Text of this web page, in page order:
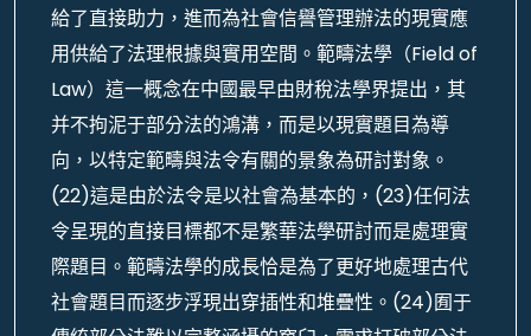
給了直接助力，進而為社會信譽管理辦法的現實應
用供給了法理根據與實用空間。範疇法學（Field of
Law）這一概念在中國最早由財稅法學界提出，其
并不拘泥于部分法的鴻溝，而是以現實題目為導
向，以特定範疇與法令有關的景象為研討對象。
(22)這是由於法令是以社會為基本的，(23)任何法
令呈現的直接目標都不是繁華法學研討而是處理實
際題目。範疇法學的成長恰是為了更好地處理古代
社會題目而逐步浮現出穿插性和堆疊性。(24)囿于